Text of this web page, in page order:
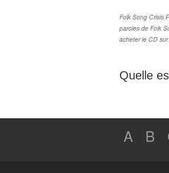
Folk Song Crisis
paroles de Folk
acheter le CD
Quelle
A B